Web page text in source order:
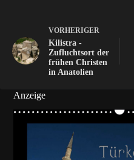
VORHERIGER
Kilistra -
Zufluchtsort der
frühen Christen
in Anatolien
Anzeige